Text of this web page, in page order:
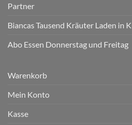
Partner
Biancas Tausend Kräuter Laden in
Abo Essen Donnerstag und Freitag
Warenkorb
Mein Konto
Kasse